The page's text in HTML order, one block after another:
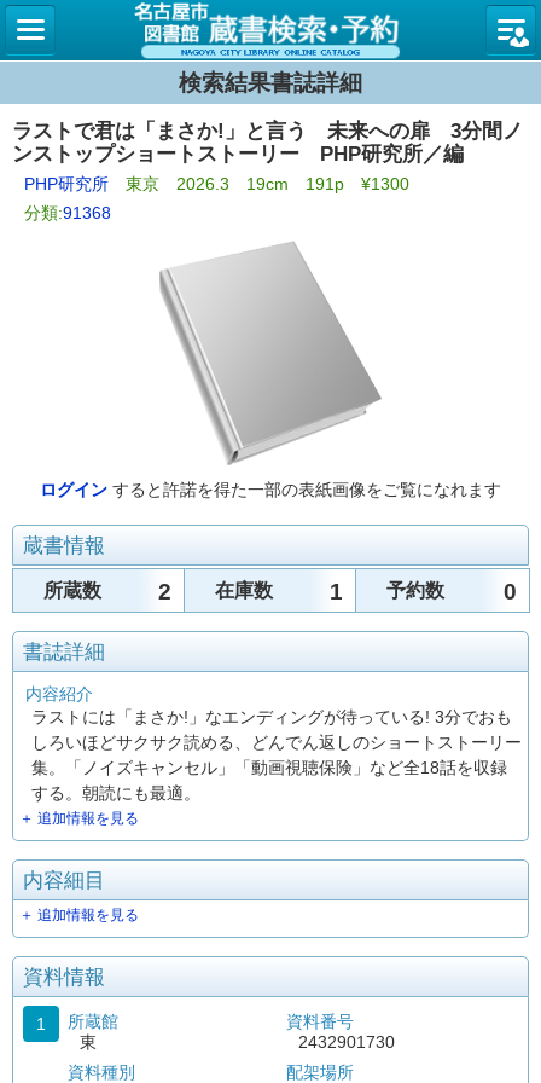
名古屋
検索結果書誌詳細
ラストで君は「まさか!」と言う 未来への扉 3分間ノ
ンストップショートストーリー PHP研究所／編
PHP研究所 東京 2026.3 19cm 191p ¥1300
分類:91368
ログイン すると許諾を得た一部の表紙画像をご覧になれます
蔵書情報
所蔵数 2 在庫数 1 予約数 0
書誌詳細
内容紹介
ラストには「まさか!」なエンディングが待っている! 3分でおも
しろいほどサクサク読める、どんでん返しのショートストーリー
集。「ノイズキャンセル」「動画視聴保険」など全18話を収録
する。朝読にも最適。
＋ 追加情報を見る
内容細目
＋ 追加情報を見る
資料情報
1
所蔵館
東
資料種別
資料番号
2432901730
配架場所